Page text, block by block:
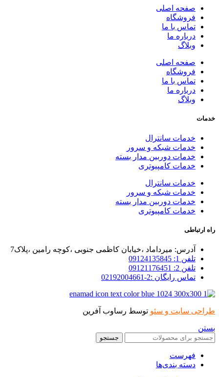
صفحه اصلی
فروشگاه
تماس با ما
درباره ما
وبلاگ
صفحه اصلی
فروشگاه
تماس با ما
درباره ما
وبلاگ
خدمات
خدمات سانترال
خدمات شبکه و سرور
خدمات دوربین مدار بسته
خدمات کامپیوتری
خدمات سانترال
خدمات شبکه و سرور
خدمات دوربین مدار بسته
خدمات کامپیوتری
راه ارتباطی
آدرس: میرداماد ،خیابان کاظمی جنوبی ،کوچه رامین ،پلاک7
تلفن 1: 09124135845
تلفن 2: 09121176451
تماس رایگان :2-02192004661
طراحی سایت و سئو توسط رساوب آفرین
بستن
جستجو
فهرست
دسته بندی‌ها